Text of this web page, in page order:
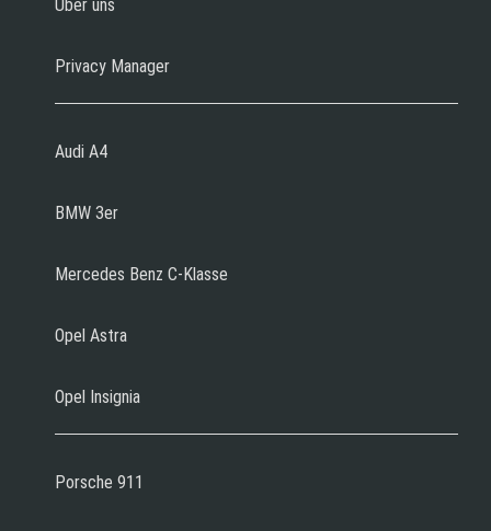
Über uns
Privacy Manager
Audi A4
BMW 3er
Mercedes Benz C-Klasse
Opel Astra
Opel Insignia
Porsche 911